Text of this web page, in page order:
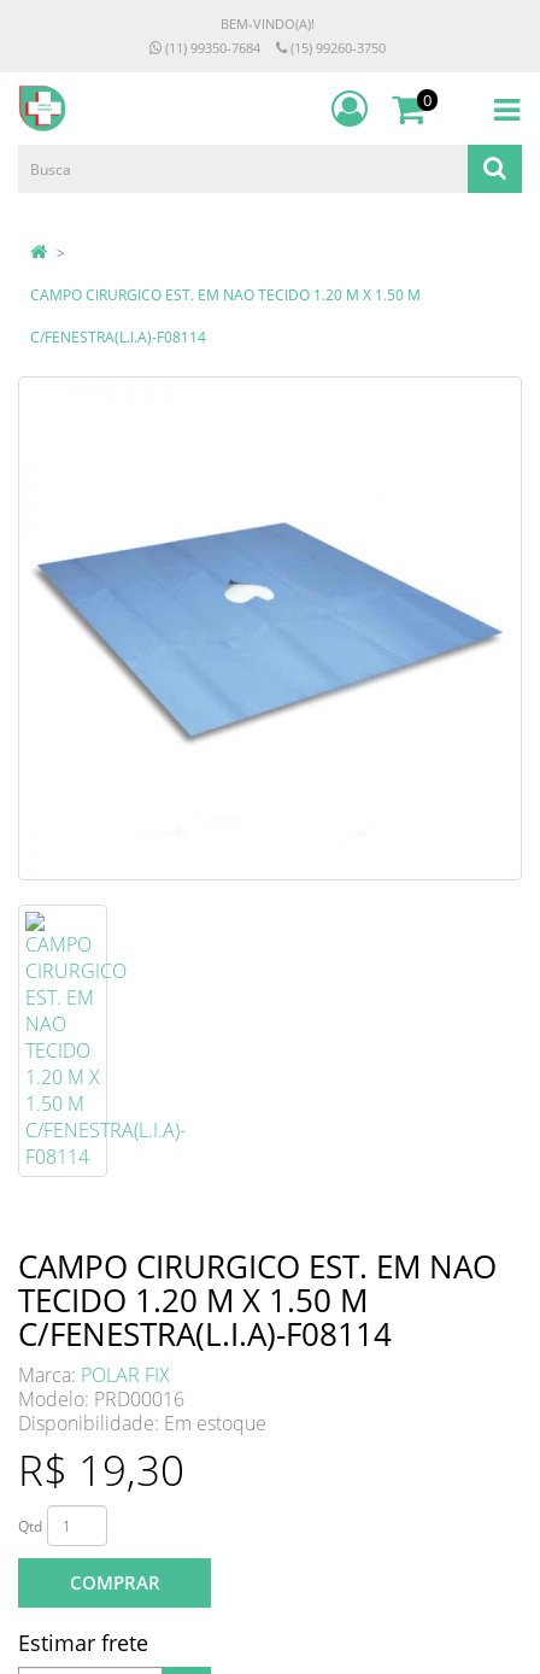
BEM-VINDO(A)!
(11) 99350-7684
(15) 99260-3750
0
CAMPO CIRURGICO EST. EM NAO TECIDO 1.20 M X 1.50 M
C/FENESTRA(L.I.A)-F08114
CAMPO CIRURGICO EST. EM NAO
TECIDO 1.20 M X 1.50 M
C/FENESTRA(L.I.A)-F08114
Marca: POLAR FIX
Modelo: PRD00016
Disponibilidade: Em estoque
R$ 19,30
Qtd
COMPRAR
Estimar frete